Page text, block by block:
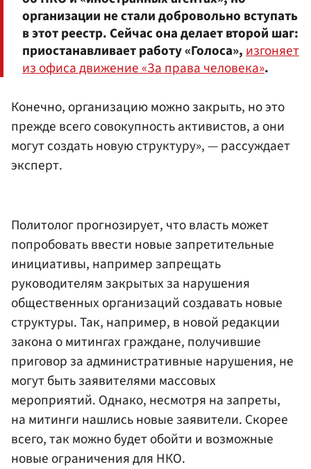
организации не стали добровольно вступать
в этот реестр. Сейчас она делает второй шаг:
приостанавливает работу «Голоса»,изгоняет
из офиса движение «За права человека».
Конечно, организацию можно закрыть, но это
прежде всего совокупность активистов, а они
могут создать новую структуру», — рассуждает
эксперт.
Политолог прогнозирует, что власть может
попробовать ввести новые запретительные
инициативы, например запрещать
руководителям закрытых за нарушения
общественных организаций создавать новые
структуры. Так, например, в новой редакции
закона о митингах граждане, получившие
приговор за административные нарушения, не
могут быть заявителями массовых
мероприятий. Однако, несмотря на запреты,
на митинги нашлись новые заявители. Скорее
всего, так можно будет обойти и возможные
новые ограничения для НКО.